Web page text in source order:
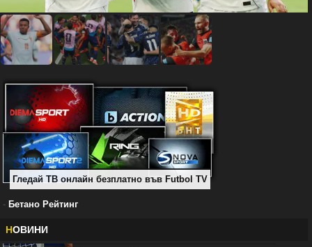
Гледай ТВ онлайн безплатно във Futbol TV
- Бетано Рейтинг
НОВИНИ